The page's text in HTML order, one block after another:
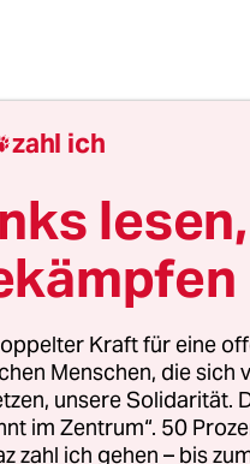
Männer können
wie viele von den
leben. Sie dürften
der Bundestag
Leben sind.
diese alten
zahl ich
Kraft für eine
Menschen, die sich
unsere Solidarität.
im Zentrum“. 50
zahl ich gehen – bis